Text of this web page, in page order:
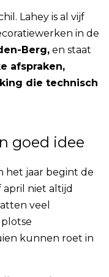
Lahey is al vijf
in de
Berg, en staat
afspraken,
die technisch
goed idee
het jaar begint de
april niet altijd
veel
kunnen roet in